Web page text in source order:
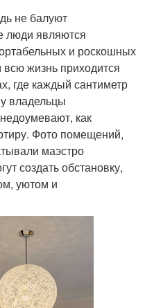
не балуют
люди являются
и роскошных
жизнь приходится
где каждый сантиметр
владельцы
как
Фото помещений,
маэстро
создать обстановку,
уютом и